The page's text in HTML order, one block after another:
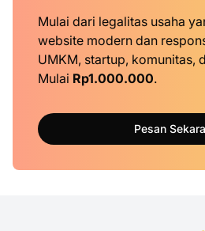
Mulai dari legalitas usaha
website modern dan
UMKM, startup, komunitas,
Mulai Rp1.000.000.
Pesan